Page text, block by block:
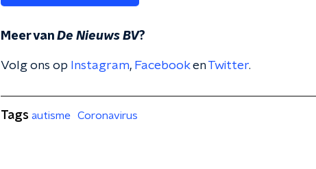
Meer van De Nieuws BV?
Volg ons op Instagram, FacebookenTwitter.
Tags autisme Coronavirus